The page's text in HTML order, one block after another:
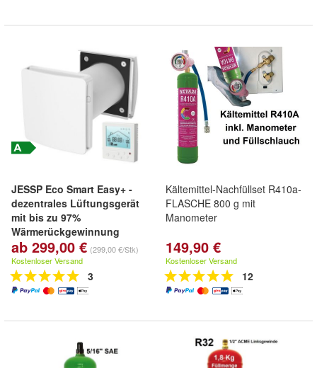
JESSP Eco Smart Easy+ -
dezentrales Lüftungsgerät
mit bis zu 97%
Wärmerückgewinnung
dezentrale Wohnraumlüftung
mit F7-Filter & externem
Controller, kabelgebunden
ab 299,00 € (299,00 €/Stk)
Kostenloser Versand
3
Kältemittel-Nachfüllset R410a-
FLASCHE 800 g mit
Manometer
149,90 €
Kostenloser Versand
12